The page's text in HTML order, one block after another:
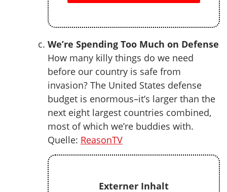
We’re Spending Too Much on Defense
How many killy things do we need
before our country is safe from
invasion? The United States defense
budget is enormous–it’s larger than the
next eight largest countries combined,
most of which we’re buddies with.
Quelle: ReasonTV
Externer Inhalt